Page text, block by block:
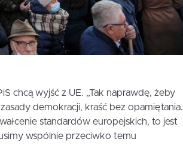
chcą wyjść z UE. „Tak naprawdę, żeby
demokracji, kraść bez opamiętania.
standardów europejskich, to jest
wspólnie przeciwko temu